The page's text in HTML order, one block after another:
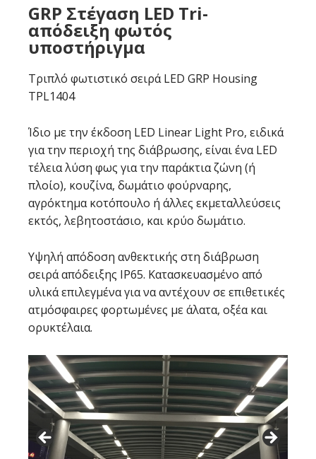
GRP Στέγαση LED Tri-
απόδειξη φωτός
υποστήριγμα
Τριπλό φωτιστικό σειρά LED GRP Housing
TPL1404
Ίδιο με την έκδοση LED Linear Light Pro, ειδικά
για την περιοχή της διάβρωσης, είναι ένα LED
τέλεια λύση φως για την παράκτια ζώνη (ή
πλοίο), κουζίνα, δωμάτιο φούρναρης,
αγρόκτημα κοτόπουλο ή άλλες εκμεταλλεύσεις
εκτός, λεβητοστάσιο, και κρύο δωμάτιο.
Υψηλή απόδοση ανθεκτικής στη διάβρωση
σειρά απόδειξης IP65. Κατασκευασμένο από
υλικά επιλεγμένα για να αντέχουν σε επιθετικές
ατμόσφαιρες φορτωμένες με άλατα, οξέα και
ορυκτέλαια.